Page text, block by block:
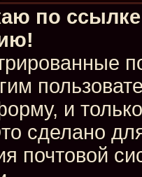
по
и
сделано
почтовой